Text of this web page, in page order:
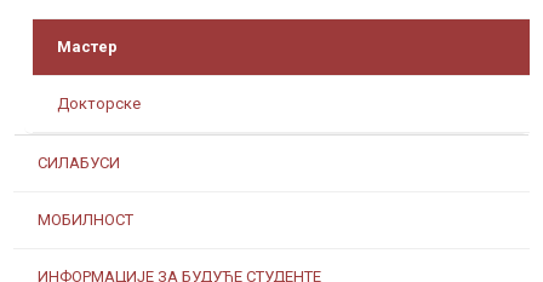
Мастер
Докторске
СИЛАБУСИ
МОБИЛНОСТ
ИНФОРМАЦИЈЕ ЗА БУДУЋЕ СТУДЕНТЕ